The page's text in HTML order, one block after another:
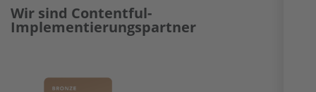
Wir sind Contentful-
Implementierungspartner